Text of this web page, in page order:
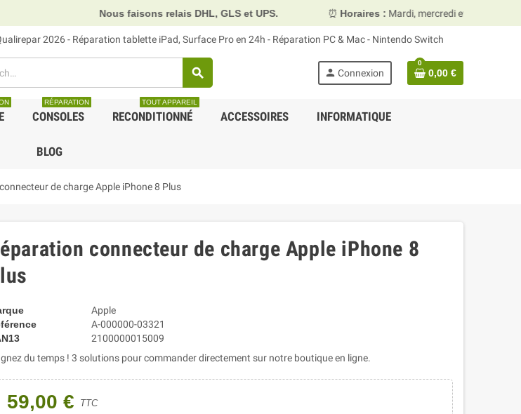
Nous faisons relais DHL, GLS et UPS. ⏰Horaires : Mardi, mercredi et vendredi 10h00–13h30 &
2026 - Réparation tablette iPad, Surface Pro en 24h - Réparation PC & Mac - Nintendo Switch
search person Connexion
0
0,00 €
CONSOLES
RÉPARATION
RECONDITIONNÉ
TOUT APPAREIL
ACCESSOIRES INFORMATIQUE
BLOG
de charge Apple iPhone 8 Plus
connecteur de charge Apple iPhone 8
Apple
A-000000-03321
2100000015009
du temps ! 3 solutions pour commander directement sur notre boutique en ligne.
59,00 € TTC